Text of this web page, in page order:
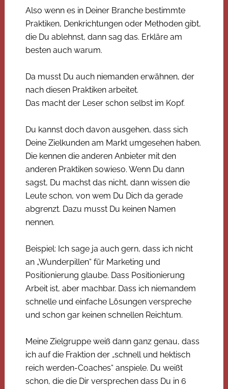
Also wenn es in Deiner Branche bestimmte
Praktiken, Denkrichtungen oder Methoden gibt,
die Du ablehnst, dann sag das. Erkläre am
besten auch warum.
Da musst Du auch niemanden erwähnen, der
nach diesen Praktiken arbeitet.
Das macht der Leser schon selbst im Kopf.
Du kannst doch davon ausgehen, dass sich
Deine Zielkunden am Markt umgesehen haben.
Die kennen die anderen Anbieter mit den
anderen Praktiken sowieso. Wenn Du dann
sagst, Du machst das nicht, dann wissen die
Leute schon, von wem Du Dich da gerade
abgrenzt. Dazu musst Du keinen Namen
nennen.
Beispiel: Ich sage ja auch gern, dass ich nicht
an „Wunderpillen“ für Marketing und
Positionierung glaube. Dass Positionierung
Arbeit ist, aber machbar. Dass ich niemandem
schnelle und einfache Lösungen verspreche
und schon gar keinen schnellen Reichtum.
Meine Zielgruppe weiß dann ganz genau, dass
ich auf die Fraktion der „schnell und hektisch
reich werden-Coaches“ anspiele. Du weißt
schon, die die Dir versprechen dass Du in 6